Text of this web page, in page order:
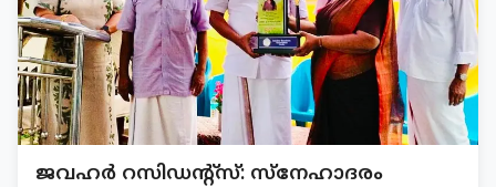
ജവഹർ റസിഡന്റ്സ്: സ്നേഹാദരം